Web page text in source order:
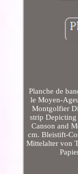
Planche de
le Moyen-
Montgolfier
strip
Canson and
cm. Bleistift-
Mittelalter von